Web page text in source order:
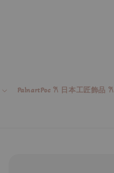
PalnartPoc 𐙚 日本工匠飾品 𐙚